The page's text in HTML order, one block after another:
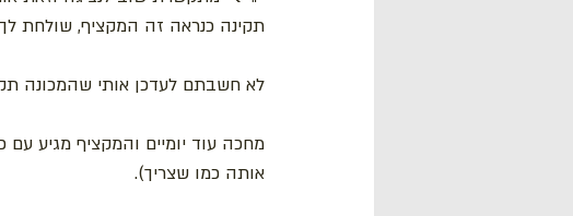
תקינה כנראה זה המקציף, שולחת
לא חשבתם לעדכן אותי שהמכונה
מחכה עוד יומיים והמקציף מגיע עם
אותה כמו שצריך).